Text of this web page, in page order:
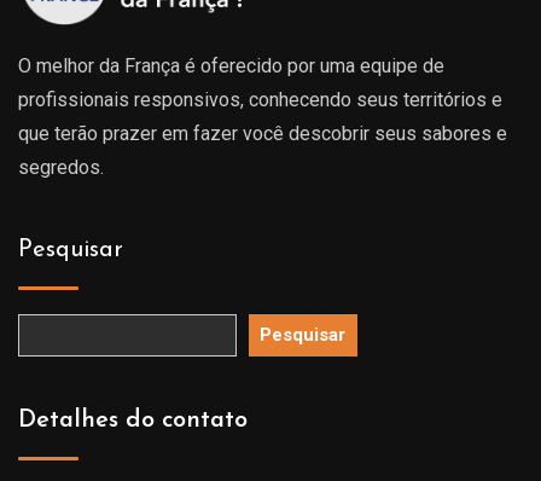
O melhor da França é oferecido por uma equipe de
profissionais responsivos, conhecendo seus territórios e
que terão prazer em fazer você descobrir seus sabores e
segredos.
Pesquisar
Pesquisar
Detalhes do contato